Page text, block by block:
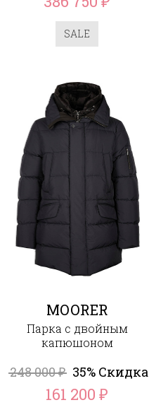
SALE
MOORER
Парка с двойным
капюшоном
248 000₽ 35% Скидка
161 200₽